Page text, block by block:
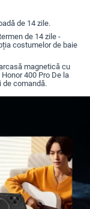
de 14 zile.
de 14 zile -
costumelor de baie
magnetică cu
400 Pro De la
de comandă.